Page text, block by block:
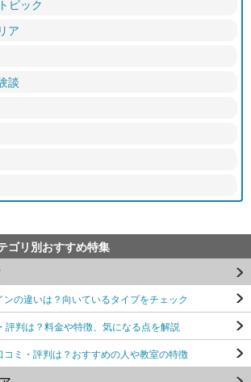
ピック
ア
談
ゴリ別おすすめ特集
の違いは？向いているタイプをチェック
評判は？料金や特徴、気になる点を解説
ミ・評判は？おすすめの人や教室の特徴